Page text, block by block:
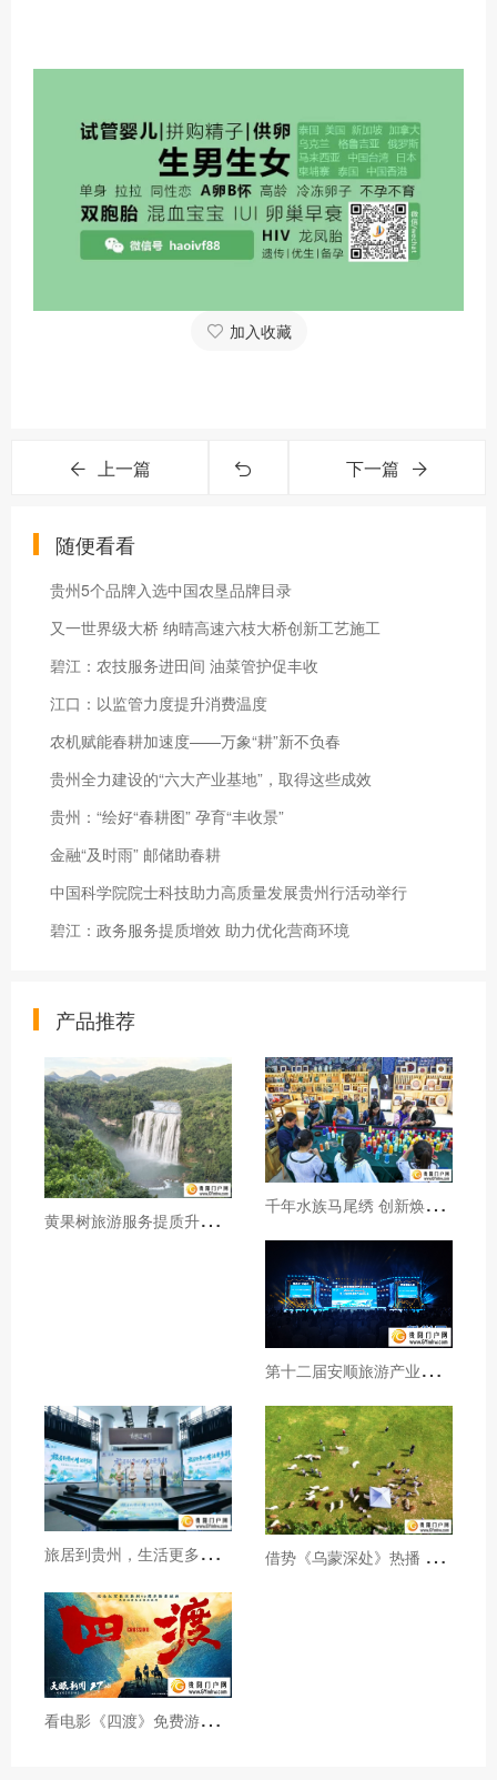
加入收藏
上一篇 下一篇
随便看看
贵州5个品牌入选中国农垦品牌目录
又一世界级大桥 纳晴高速六枝大桥创新工艺施工
碧江：农技服务进田间 油菜管护促丰收
江口：以监管力度提升消费温度
农机赋能春耕加速度——万象“耕”新不负春
贵州全力建设的“六大产业基地”，取得这些成效
贵州：“绘好“春耕图” 孕育“丰收景”
金融“及时雨” 邮储助春耕
中国科学院院士科技助力高质量发展贵州行活动举行
碧江：政务服务提质增效 助力优化营商环境
产品推荐
黄
果树旅游服务提质升级暖心护航游客行程 千
年水族马尾绣 创新焕发新生机
第
十二届安顺旅游产业发展大会开幕
旅
居到贵州，生活更多彩！贵旅集团2026年夏季产品推介会在沪举行 借
势《乌蒙深处》热播 黔西市推动影视流量变游客“留量”
看
电影《四渡》免费游贵州A级景区、领500元票根消费券